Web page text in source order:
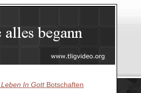
In GottBotschaften